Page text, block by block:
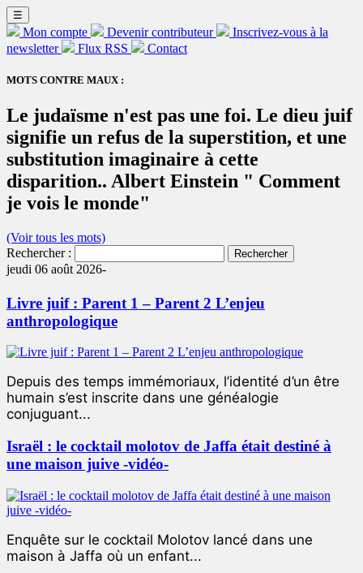
☰
Mon compte Devenir contributeur
Inscrivez-vous à la
newsletter
Flux RSS Contact
MOTS CONTRE MAUX :
Le judaïsme n'est pas une foi. Le dieu juif
signifie un refus de la superstition, et une
substitution imaginaire à cette
disparition.. Albert Einstein " Comment
je vois le monde"
(Voir tous les mots)
Rechercher :
jeudi 06 août 2026-
Livre juif : Parent 1 – Parent 2 L’enjeu
anthropologique
Depuis des temps immémoriaux, l’identité d’un être
humain s’est inscrite dans une généalogie
conjuguant...
Israël : le cocktail molotov de Jaffa était destiné à
une maison juive -vidéo-
Enquête sur le cocktail Molotov lancé dans une
maison à Jaffa où un enfant...